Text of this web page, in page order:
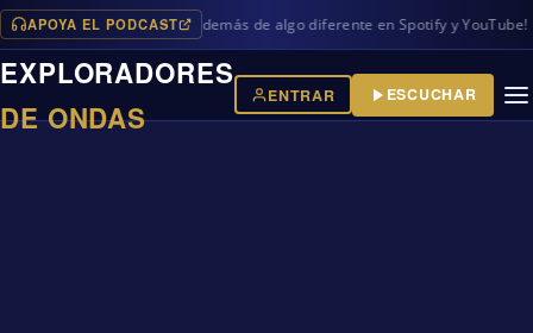
APOYA EL PODCAST
programas en iVoox, además de algo diferente en Spotify y YouTube!
EXPLORADORES
DE ONDAS
ENTRAR ESCUCHAR